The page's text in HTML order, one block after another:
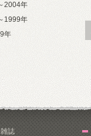
2004年
1999年
年
誌